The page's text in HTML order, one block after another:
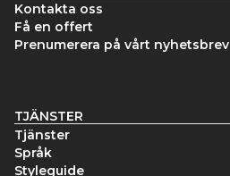
Kontakta oss
Få en offert
Prenumerera på vårt nyhetsbrev
TJÄNSTER
Tjänster
Språk
Styleguide